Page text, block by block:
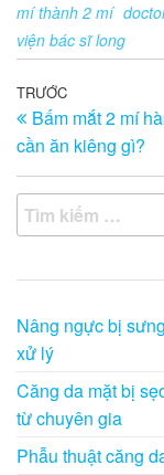
mí thành 2 mí
viện bác sĩ long
Điều
hướng
bài
viết
Bài
trước
TRƯỚC
Bấm mắt 2 mí
cần ăn kiêng gì?
Tìm
kiếm
Nâng ngực bị
xử lý
Căng da mặt bị
từ chuyên gia
Phẫu thuật căng